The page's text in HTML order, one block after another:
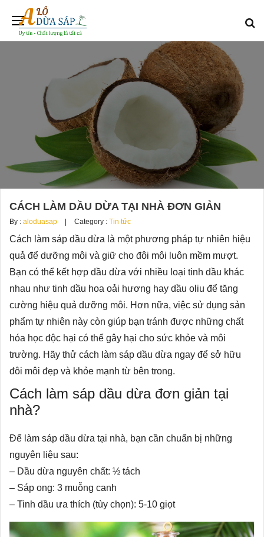
CÁCH LÀM DẦU DỪA TẠI NHÀ ĐƠN GIẢN
By : aloduasap Category : Tin tức
Cách làm sáp dầu dừa là một phương pháp tự nhiên hiệu
quả để dưỡng môi và giữ cho đôi môi luôn mềm mượt.
Bạn có thể kết hợp dầu dừa với nhiều loại tinh dầu khác
nhau như tinh dầu hoa oải hương hay dầu oliu để tăng
cường hiệu quả dưỡng môi. Hơn nữa, việc sử dụng sản
phẩm tự nhiên này còn giúp bạn tránh được những chất
hóa học độc hại có thể gây hại cho sức khỏe và môi
trường. Hãy thử cách làm sáp dầu dừa ngay để sở hữu
đôi môi đẹp và khỏe mạnh từ bên trong.
Cách làm sáp dầu dừa đơn giản tại
nhà?
Để làm sáp dầu dừa tại nhà, bạn cần chuẩn bị những
nguyên liệu sau:
– Dầu dừa nguyên chất: ½ tách
– Sáp ong: 3 muỗng canh
– Tinh dầu ưa thích (tùy chọn): 5-10 giọt